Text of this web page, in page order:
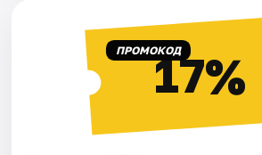
ПРОМОКОД17%